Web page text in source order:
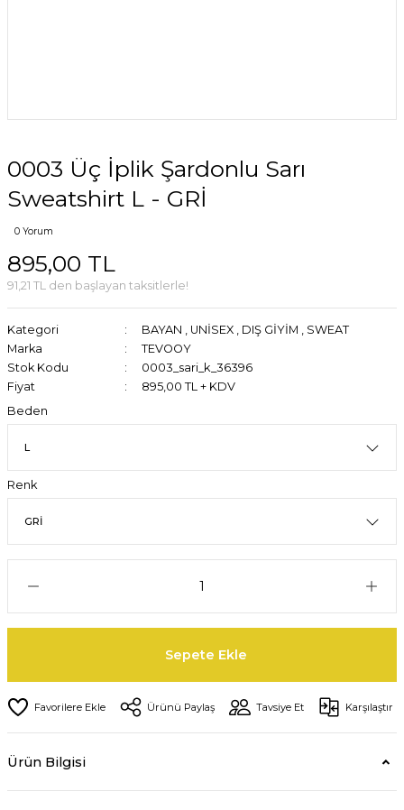
0003 Üç İplik Şardonlu Sarı
Sweatshirt L - GRİ
0 Yorum
895,00 TL
91,21 TL den başlayan taksitlerle!
Kategori BAYAN , UNİSEX , DIŞ GİYİM , SWEAT
Marka
TEVOOY
Stok Kodu
0003_sari_k_36396
Fiyat
895,00 TL + KDV
Beden
Renk
Sepete Ekle
Ürünü Paylaş Tavsiye Et Karşılaştır
Ürün Bilgisi